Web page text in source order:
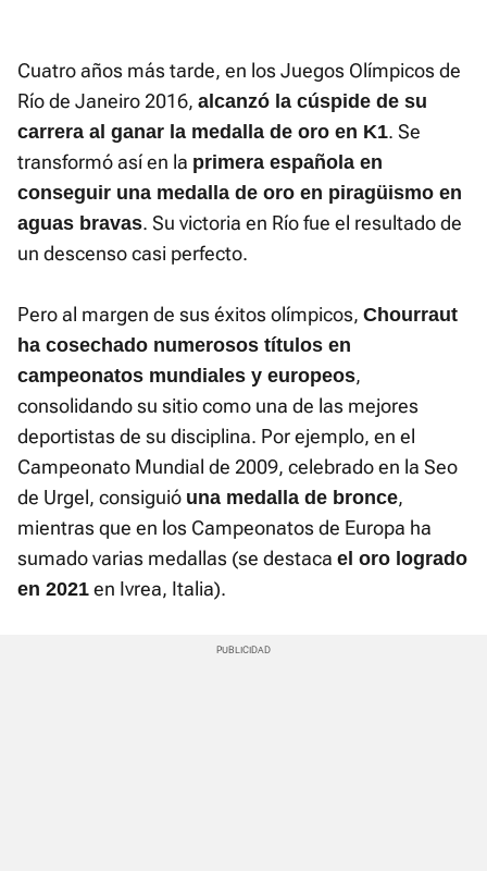
Cuatro años más tarde, en los Juegos Olímpicos de
Río de Janeiro 2016, alcanzó la cúspide de su
carrera al ganar la medalla de oro en K1. Se
transformó así en la primera española en
conseguir una medalla de oro en piragüismo en
aguas bravas. Su victoria en Río fue el resultado de
un descenso casi perfecto.
Pero al margen de sus éxitos olímpicos, Chourraut
ha cosechado numerosos títulos en
campeonatos mundiales y europeos,
consolidando su sitio como una de las mejores
deportistas de su disciplina. Por ejemplo, en el
Campeonato Mundial de 2009, celebrado en la Seo
de Urgel, consiguió una medalla de bronce,
mientras que en los Campeonatos de Europa ha
sumado varias medallas (se destaca el oro logrado
en 2021 en Ivrea, Italia).